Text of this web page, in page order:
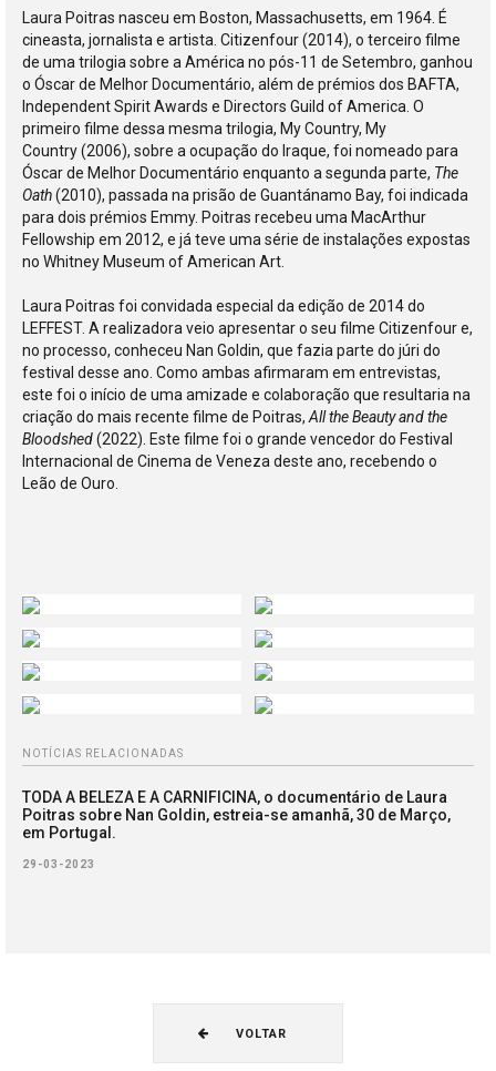
Laura Poitras nasceu em Boston, Massachusetts, em 1964. É
cineasta, jornalista e artista. Citizenfour (2014), o terceiro filme
de uma trilogia sobre a América no pós-11 de Setembro, ganhou
o Óscar de Melhor Documentário, além de prémios dos BAFTA,
Independent Spirit Awards e Directors Guild of America. O
primeiro filme dessa mesma trilogia, My Country, My
Country (2006), sobre a ocupação do Iraque, foi nomeado para
Óscar de Melhor Documentário enquanto a segunda parte, The
Oath(2010), passada na prisão de Guantánamo Bay, foi indicada
para dois prémios Emmy. Poitras recebeu uma MacArthur
Fellowship em 2012, e já teve uma série de instalações expostas
no Whitney Museum of American Art.
Laura Poitras foi convidada especial da edição de 2014 do
LEFFEST. A realizadora veio apresentar o seu filme Citizenfour e,
no processo, conheceu Nan Goldin, que fazia parte do júri do
festival desse ano. Como ambas afirmaram em entrevistas,
este foi o início de uma amizade e colaboração que resultaria na
criação do mais recente filme de Poitras, All the Beauty and the
Bloodshed(2022). Este filme foi o grande vencedor do Festival
Internacional de Cinema de Veneza deste ano, recebendo o
Leão de Ouro.
NOTÍCIAS RELACIONADAS
TODA A BELEZA E A CARNIFICINA, o documentário de Laura
Poitras sobre Nan Goldin, estreia-se amanhã, 30 de Março,
em Portugal.
29-03-2023
VOLTAR